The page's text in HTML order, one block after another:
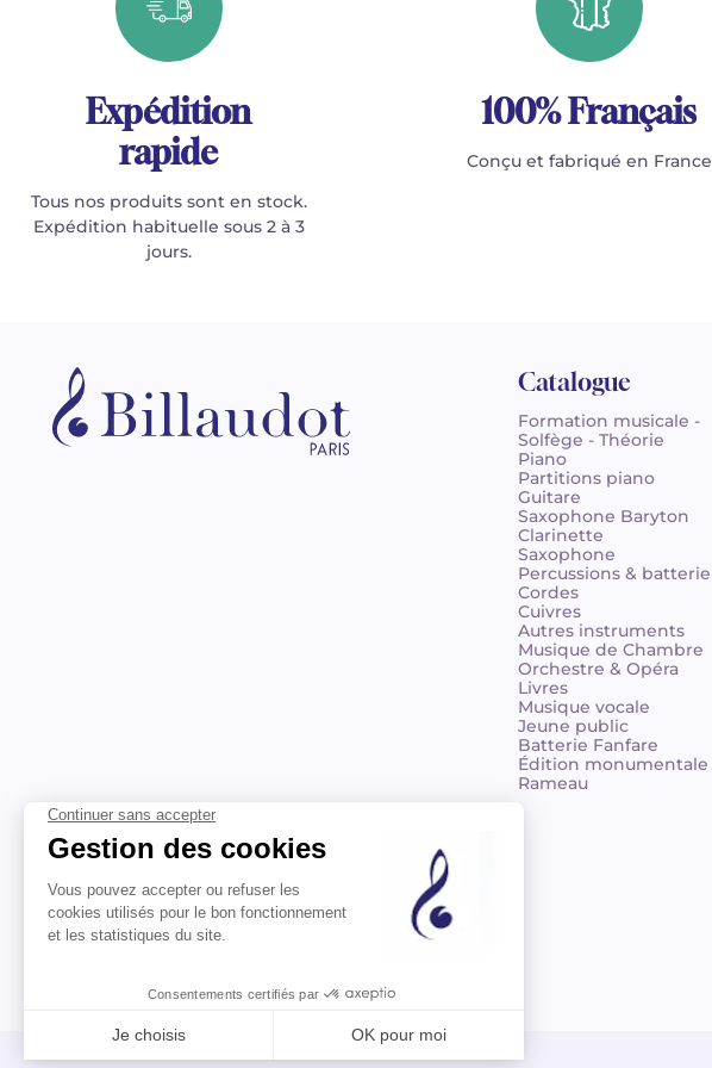
Expédition
rapide
Tous nos produits sont en stock.
Expédition habituelle sous 2 à 3
jours.
100% Français
Conçu et fabriqué en France
Catalogue
Formation musicale -
Solfège - Théorie
Piano
Partitions piano
Guitare
Saxophone Baryton
Clarinette
Saxophone
Percussions & batterie
Cordes
Cuivres
Autres instruments
Musique de Chambre
Orchestre & Opéra
Livres
Musique vocale
Jeune public
Batterie Fanfare
Édition monumentale
Rameau
© 2026 Billaudot Paris. Tous droits réservés